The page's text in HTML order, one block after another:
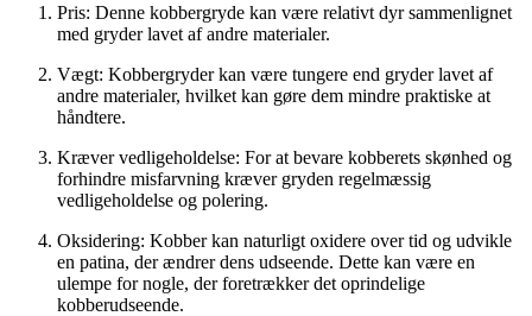
Pris: Denne kobbergryde kan være relativt dyr sammenlignet
med gryder lavet af andre materialer.
Vægt: Kobbergryder kan være tungere end gryder lavet af
andre materialer, hvilket kan gøre dem mindre praktiske at
håndtere.
Kræver vedligeholdelse: For at bevare kobberets skønhed og
forhindre misfarvning kræver gryden regelmæssig
vedligeholdelse og polering.
Oksidering: Kobber kan naturligt oxidere over tid og udvikle
en patina, der ændrer dens udseende. Dette kan være en
ulempe for nogle, der foretrækker det oprindelige
kobberudseende.